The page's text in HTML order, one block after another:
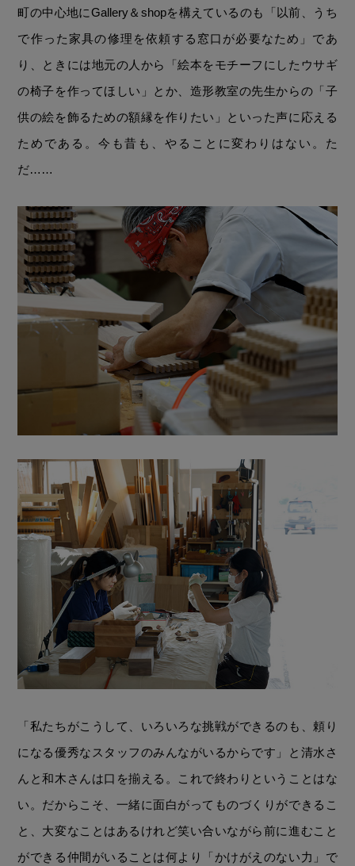
町の中心地にGallery＆shopを構えているのも「以前、うち
で作った家具の修理を依頼する窓口が必要なため」であ
り、ときには地元の人から「絵本をモチーフにしたウサギ
の椅子を作ってほしい」とか、造形教室の先生からの「子
供の絵を飾るための額縁を作りたい」といった声に応える
ためである。今も昔も、やることに変わりはない。た
だ……
「私たちがこうして、いろいろな挑戦ができるのも、頼り
になる優秀なスタッフのみんながいるからです」と清水さ
んと和木さんは口を揃える。これで終わりということはな
い。だからこそ、一緒に面白がってものづくりができるこ
と、大変なことはあるけれど笑い合いながら前に進むこと
ができる仲間がいることは何より「かけがえのない力」で